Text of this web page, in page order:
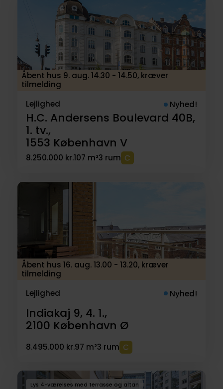
Åbent hus 9. aug. 14.30 - 14.50, kræver
tilmelding
Lejlighed
Nyhed!
H.C. Andersens Boulevard 40B,
1. tv.,
1553 København V
8.250.000 kr.107 m²3 rum
Åbent hus 16. aug. 13.00 - 13.20, kræver
tilmelding
Lejlighed
Nyhed!
Indiakaj 9, 4. 1.,
2100 København Ø
8.495.000 kr.97 m²3 rum
Lys 4-værelses med terrasse og altan